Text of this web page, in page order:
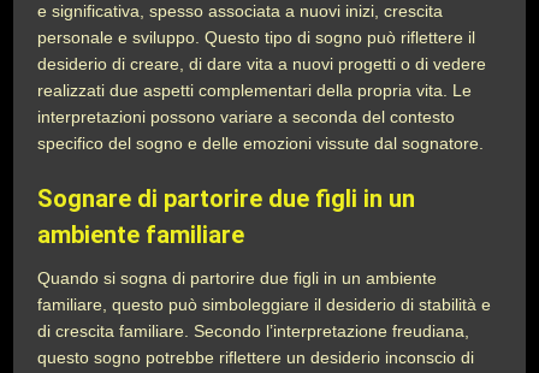
e significativa, spesso associata a nuovi inizi, crescita
personale e sviluppo. Questo tipo di sogno può riflettere il
desiderio di creare, di dare vita a nuovi progetti o di vedere
realizzati due aspetti complementari della propria vita. Le
interpretazioni possono variare a seconda del contesto
specifico del sogno e delle emozioni vissute dal sognatore.
Sognare di partorire due figli in un
ambiente familiare
Quando si sogna di partorire due figli in un ambiente
familiare, questo può simboleggiare il desiderio di stabilità e
di crescita familiare. Secondo l’interpretazione freudiana,
questo sogno potrebbe riflettere un desiderio inconscio di